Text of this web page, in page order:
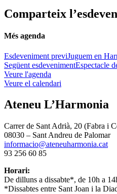
Comparteix
Més agenda
Esdeveniment previJuguem en
Següent esdevenimentEspectacle
Veure l'agenda
Veure el calendari
Ateneu L’Harmonia
Carrer de Sant Adrià, 20 (Fabra i
08030 – Sant Andreu de Palomar
informacio@ateneuharmonia.cat
93 256 60 85
Horari:
De dilluns a dissabte*, de 10h a
*Dissabtes entre Sant Joan i la